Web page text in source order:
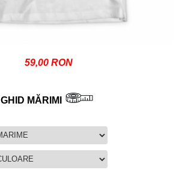
59,00 RON
GHID MĂRIMI